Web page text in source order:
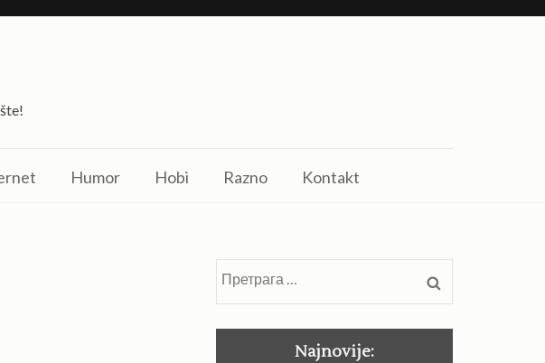
Humor Hobi Razno Kontakt
Претрага
за:
Najnovije: